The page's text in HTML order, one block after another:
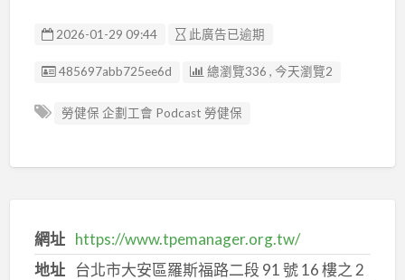
2026-01-29 09:44 此廣告已逾期
廣告编號
485697abb725ee6d 總瀏覽336 , 今天瀏覽2
勞健保 企劃工會 Podcast 勞健保
網址 https://www.tpemanager.org.tw/
地址 台北市大安區羅斯福路二段 91 號 16 樓之 2